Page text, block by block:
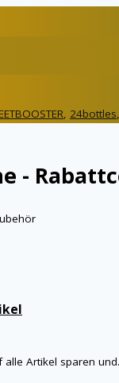
, 24bottles
-
alle Artikel sparen und